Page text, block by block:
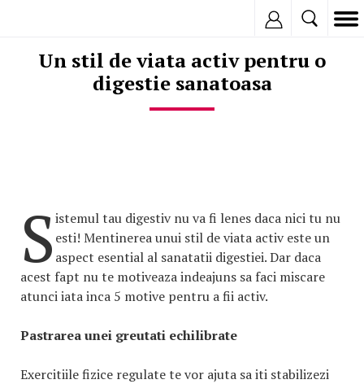
Un stil de viata activ pentru o
digestie sanatoasa
Sistemul tau digestiv nu va fi lenes daca nici tu nu
esti! Mentinerea unui stil de viata activ este un
aspect esential al sanatatii digestiei. Dar daca
acest fapt nu te motiveaza indeajuns sa faci miscare
atunci iata inca 5 motive pentru a fii activ.
Pastrarea unei greutati echilibrate
Exercitiile fizice regulate te vor ajuta sa iti stabilizezi